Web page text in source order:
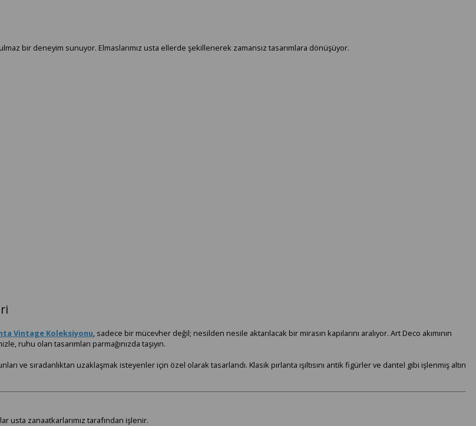
bir deneyim sunuyor. Elmaslarımız usta ellerde şekillenerek zamansız tasarımlara dönüşüyor.
Vintage Koleksiyonu, sadece bir mücevher değil; nesilden nesile aktarılacak bir mirasın kapılarını aralıyor. Art Deco akımının
ruhu olan tasarımları parmağınızda taşıyın.
ve sıradanlıktan uzaklaşmak isteyenler için özel olarak tasarlandı. Klasik pırlanta ışıltısını antik figürler ve dantel gibi işlenmiş altın
usta zanaatkarlarımız tarafından işlenir.